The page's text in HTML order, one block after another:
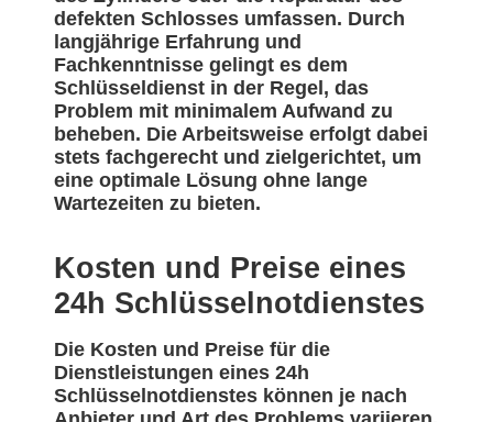
defekten Schlosses umfassen. Durch
langjährige Erfahrung und
Fachkenntnisse gelingt es dem
Schlüsseldienst in der Regel, das
Problem mit minimalem Aufwand zu
beheben. Die Arbeitsweise erfolgt dabei
stets fachgerecht und zielgerichtet, um
eine optimale Lösung ohne lange
Wartezeiten zu bieten.
Kosten und Preise eines
24h Schlüsselnotdienstes
Die Kosten und Preise für die
Dienstleistungen eines 24h
Schlüsselnotdienstes können je nach